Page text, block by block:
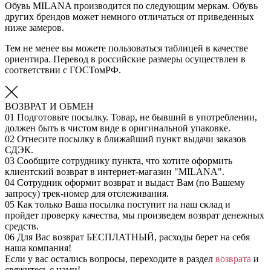
Обувь MILANA производится по следующим меркам. Обувь
других брендов может немного отличаться от приведенных
ниже замеров.
Тем не менее вы можете пользоваться таблицей в качестве
ориентира. Перевод в российские размеры осуществлен в
соответствии с ГОСТомРФ.
ВОЗВРАТ И ОБМЕН
01 Подготовьте посылку. Товар, не бывший в употреблении,
должен быть в чистом виде в оригинальной упаковке.
02 Отнесите посылку в ближайший пункт выдачи заказов
СДЭК.
03 Сообщите сотруднику пункта, что хотите оформить
клиентский возврат в интернет-магазин "MILANA".
04 Сотрудник оформит возврат и выдаст Вам (по Вашему
запросу) трек-номер для отслеживания.
05 Как только Ваша посылка поступит на наш склад и
пройдет проверку качества, мы произведем возврат денежных
средств.
06 Для Вас возврат БЕСПЛАТНЫЙ, расходы берет на себя
наша компания!
Если у вас остались вопросы, переходите в раздел возврата и